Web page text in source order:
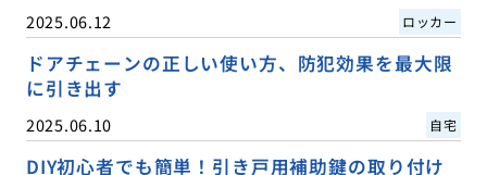
2025.06.12 ロッカー
ドアチェーンの正しい使い方、防犯効果を最大限
に引き出す
2025.06.10 自宅
DIY初心者でも簡単！引き戸用補助鍵の取り付け